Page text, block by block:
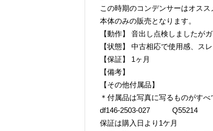
この時期のコンデンサーはオスス
本体のみの販売となります。
【動作】 音出し点検しましたが
【状態】 中古相応で使用感、ス
【保証】 1ヶ月
【備考】
【その他付属品】
＊付属品は写真に写るものがすべ
df146-2503-027 Q55214
保証は購入日より1ケ月